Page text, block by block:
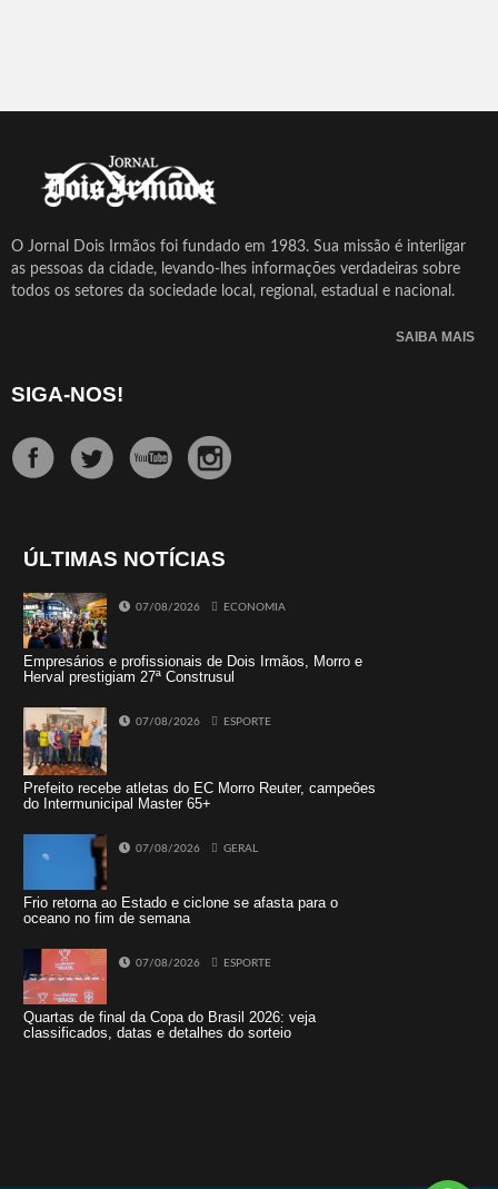
O Jornal Dois Irmãos foi fundado em 1983. Sua missão é interligar
as pessoas da cidade, levando-lhes informações verdadeiras sobre
todos os setores da sociedade local, regional, estadual e nacional.
SAIBA MAIS
SIGA-NOS!
ÚLTIMAS NOTÍCIAS
07/08/2026 ECONOMIA
Empresários e profissionais de Dois Irmãos, Morro e
Herval prestigiam 27ª Construsul
07/08/2026 ESPORTE
Prefeito recebe atletas do EC Morro Reuter, campeões
do Intermunicipal Master 65+
07/08/2026 GERAL
Frio retorna ao Estado e ciclone se afasta para o
oceano no fim de semana
07/08/2026 ESPORTE
Quartas de final da Copa do Brasil 2026: veja
classificados, datas e detalhes do sorteio